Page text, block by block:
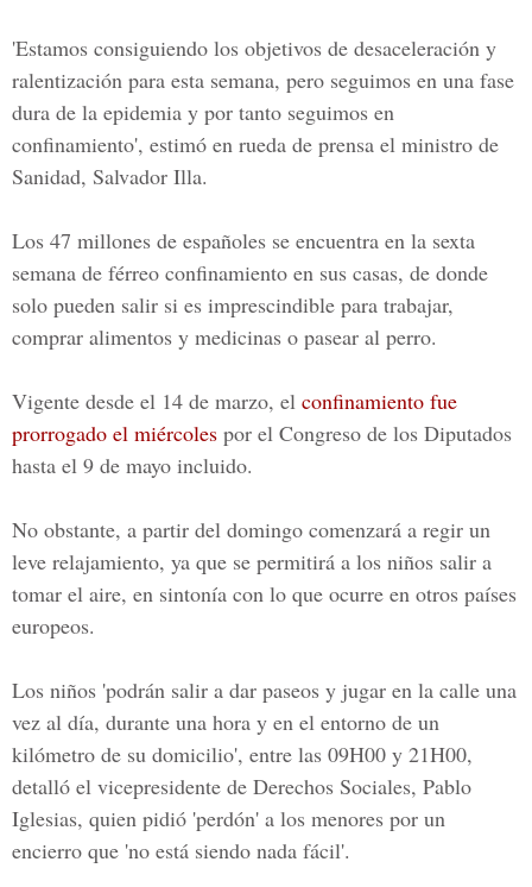
'Estamos consiguiendo los objetivos de desaceleración y
ralentización para esta semana, pero seguimos en una fase
dura de la epidemia y por tanto seguimos en
confinamiento', estimó en rueda de prensa el ministro de
Sanidad, Salvador Illa.
Los 47 millones de españoles se encuentra en la sexta
semana de férreo confinamiento en sus casas, de donde
solo pueden salir si es imprescindible para trabajar,
comprar alimentos y medicinas o pasear al perro.
Vigente desde el 14 de marzo, el confinamiento fue
prorrogado el miércoles por el Congreso de los Diputados
hasta el 9 de mayo incluido.
No obstante, a partir del domingo comenzará a regir un
leve relajamiento, ya que se permitirá a los niños salir a
tomar el aire, en sintonía con lo que ocurre en otros países
europeos.
Los niños 'podrán salir a dar paseos y jugar en la calle una
vez al día, durante una hora y en el entorno de un
kilómetro de su domicilio', entre las 09H00 y 21H00,
detalló el vicepresidente de Derechos Sociales, Pablo
Iglesias, quien pidió 'perdón' a los menores por un
encierro que 'no está siendo nada fácil'.